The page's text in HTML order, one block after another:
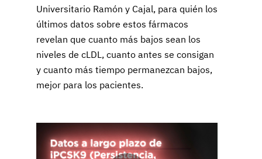
Universitario Ramón y Cajal, para quién los
últimos datos sobre estos fármacos
revelan que cuanto más bajos sean los
niveles de cLDL, cuanto antes se consigan
y cuanto más tiempo permanezcan bajos,
mejor para los pacientes.